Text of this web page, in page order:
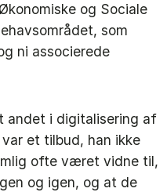
og Sociale
som
ni associerede
andet i digitalisering af
et tilbud, han ikke
ofte været vidne til,
og igen, og at de